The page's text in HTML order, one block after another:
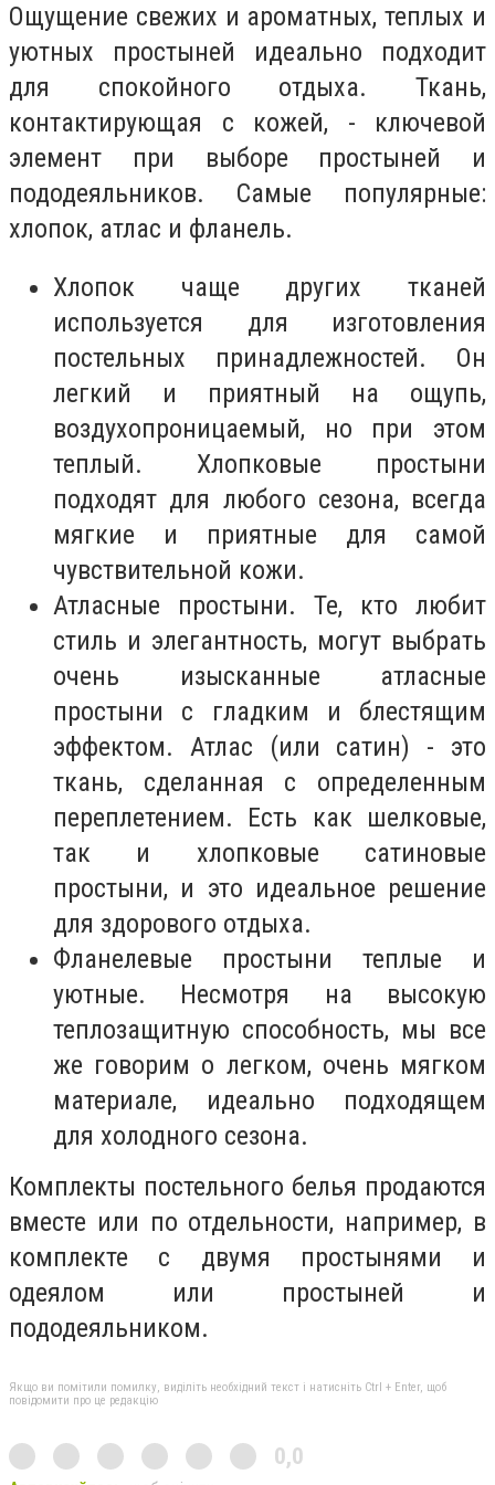
Ощущение свежих и ароматных, теплых и
уютных простыней идеально подходит
для спокойного отдыха. Ткань,
контактирующая с кожей, - ключевой
элемент при выборе простыней и
пододеяльников. Самые популярные:
хлопок, атлас и фланель.
Хлопок чаще других тканей
используется для изготовления
постельных принадлежностей. Он
легкий и приятный на ощупь,
воздухопроницаемый, но при этом
теплый. Хлопковые простыни
подходят для любого сезона, всегда
мягкие и приятные для самой
чувствительной кожи.
Атласные простыни. Те, кто любит
стиль и элегантность, могут выбрать
очень изысканные атласные
простыни с гладким и блестящим
эффектом. Атлас (или сатин) - это
ткань, сделанная с определенным
переплетением. Есть как шелковые,
так и хлопковые сатиновые
простыни, и это идеальное решение
для здорового отдыха.
Фланелевые простыни теплые и
уютные. Несмотря на высокую
теплозащитную способность, мы все
же говорим о легком, очень мягком
материале, идеально подходящем
для холодного сезона.
Комплекты постельного белья продаются
вместе или по отдельности, например, в
комплекте с двумя простынями и
одеялом или простыней и
пододеяльником.
Якщо ви помітили помилку, виділіть необхідний текст і натисніть Ctrl + Enter, щоб
повідомити про це редакцію
0,0